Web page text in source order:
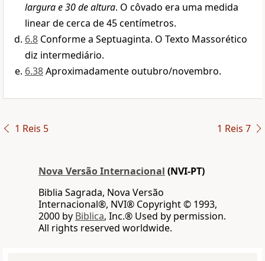
largura e 30 de altura. O côvado era uma medida
linear de cerca de 45 centímetros.
6.8 Conforme a Septuaginta. O Texto Massorético
diz intermediário.
6.38Aproximadamente outubro/novembro.
1 Reis 5 1 Reis 7
Nova Versão Internacional (NVI-PT)
Biblia Sagrada, Nova Versão
Internacional®, NVI® Copyright © 1993,
2000 by Biblica, Inc.® Used by permission.
All rights reserved worldwide.